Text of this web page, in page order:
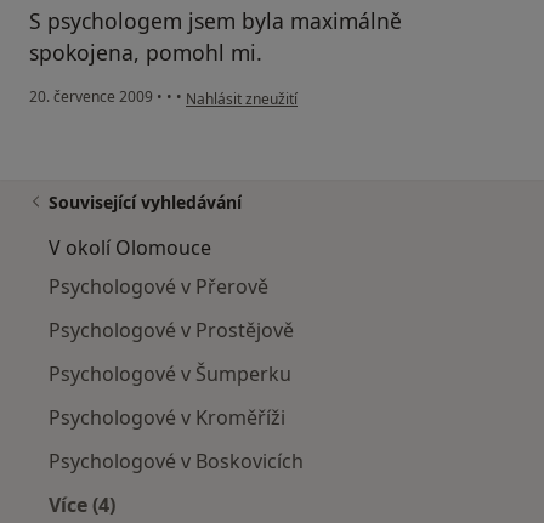
S psychologem jsem byla maximálně
spokojena, pomohl mi.
20. července 2009 • • • podle názoru uživatele Váš účet byl odstraněn
Nahlásit zneužití
Související vyhledávání
V okolí Olomouce
Psychologové v Přerově
Psychologové v Prostějově
Psychologové v Šumperku
Psychologové v Kroměříži
Psychologové v Boskovicích
Více (4)